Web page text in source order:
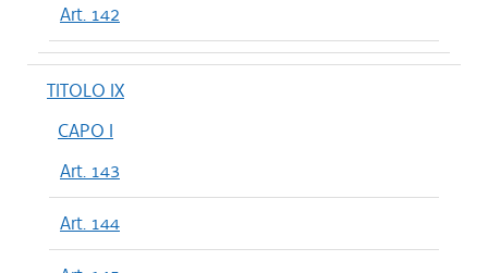
Art. 142
TITOLO IX
CAPO I
Art. 143
Art. 144